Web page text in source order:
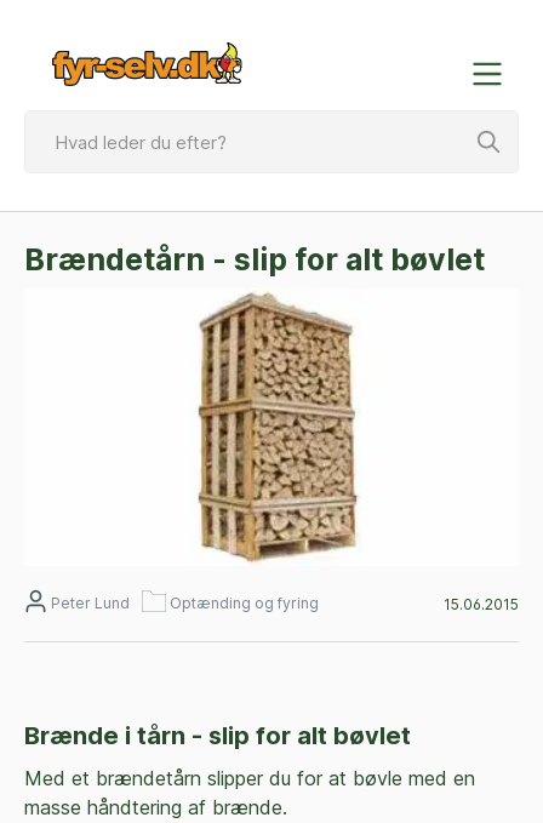
Brændetårn - slip for alt bøvlet
Peter Lund Optænding og fyring 15.06.2015
Brænde i tårn - slip for alt bøvlet
Med et brændetårn slipper du for at bøvle med en
masse håndtering af brænde.